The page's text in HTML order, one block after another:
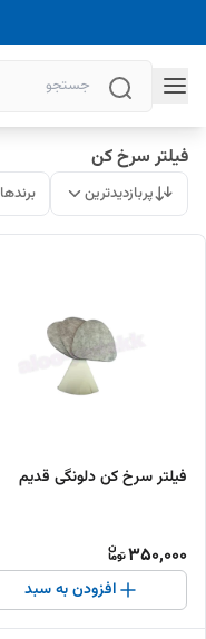
فیلتر سرخ کن
پربازدیدترین برندها
فیلتر سرخ کن دلونگی قدیم
350,000
افزودن به سبد